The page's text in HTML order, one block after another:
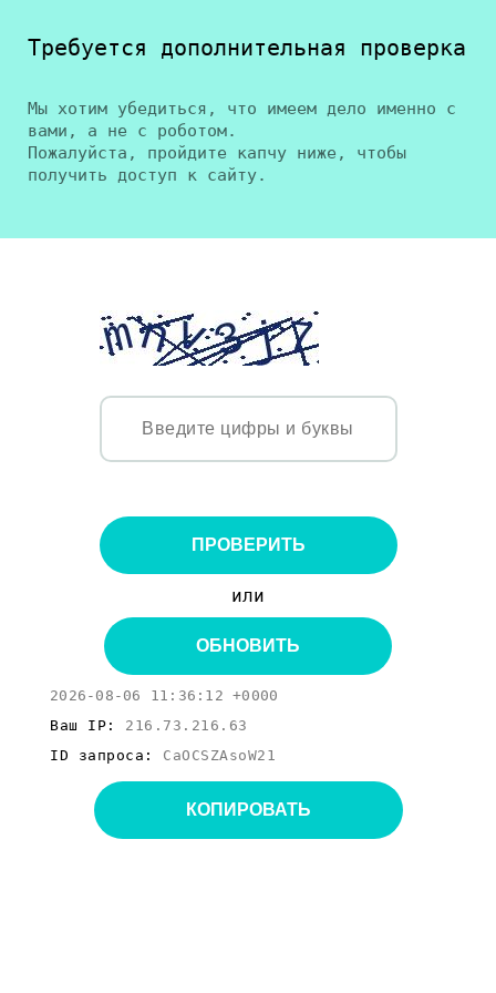
Требуется дополнительная проверка
Мы хотим убедиться, что имеем дело именно с
вами, а не с роботом.
Пожалуйста, пройдите капчу ниже, чтобы
получить доступ к сайту.
ПРОВЕРИТЬ
или
ОБНОВИТЬ
2026-08-06 11:36:12 +0000
Ваш IP: 216.73.216.63
ID запроса: CaOCSZAsoW21
КОПИРОВАТЬ